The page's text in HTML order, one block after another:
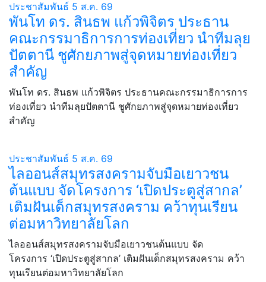
ประชาสัมพันธ์ 5 ส.ค. 69
พันโท ดร. สินธพ แก้วพิจิตร ประธาน
คณะกรรมาธิการการท่องเที่ยว นำทีมลุย
ปัตตานี ชูศักยภาพสู่จุดหมายท่องเที่ยว
สำคัญ
พันโท ดร. สินธพ แก้วพิจิตร ประธานคณะกรรมาธิการการ
ท่องเที่ยว นำทีมลุยปัตตานี ชูศักยภาพสู่จุดหมายท่องเที่ยว
สำคัญ
ประชาสัมพันธ์ 5 ส.ค. 69
ไลออนส์สมุทรสงครามจับมือเยาวชน
ต้นแบบ จัดโครงการ ‘เปิดประตูสู่สากล’
เติมฝันเด็กสมุทรสงคราม คว้าทุนเรียน
ต่อมหาวิทยาลัยโลก
ไลออนส์สมุทรสงครามจับมือเยาวชนต้นแบบ จัด
โครงการ ‘เปิดประตูสู่สากล’ เติมฝันเด็กสมุทรสงคราม คว้า
ทุนเรียนต่อมหาวิทยาลัยโลก